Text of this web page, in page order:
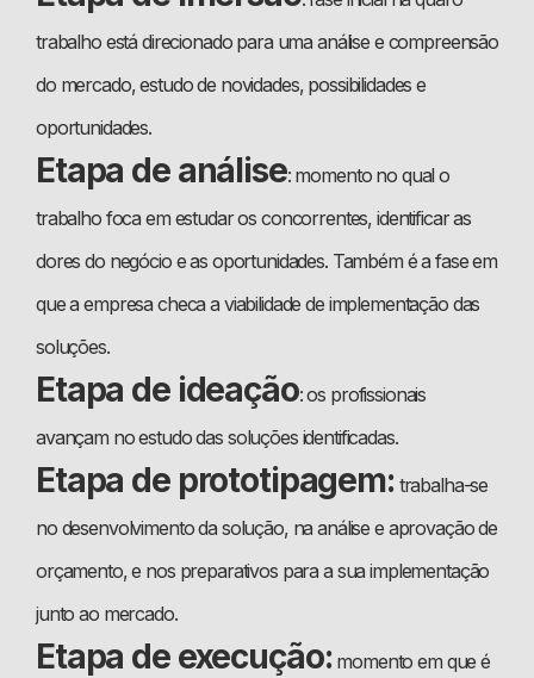
trabalho está direcionado para uma análise e compreensão
do mercado, estudo de novidades, possibilidades e
oportunidades.
Etapa de análise: momento no qual o
trabalho foca em estudar os concorrentes, identificar as
dores do negócio e as oportunidades. Também é a fase em
que a empresa checa a viabilidade de implementação das
soluções.
Etapa de ideação: os profissionais
avançam no estudo das soluções identificadas.
Etapa de prototipagem: trabalha-se
no desenvolvimento da solução, na análise e aprovação de
orçamento, e nos preparativos para a sua implementação
junto ao mercado.
Etapa de execução: momento em que é